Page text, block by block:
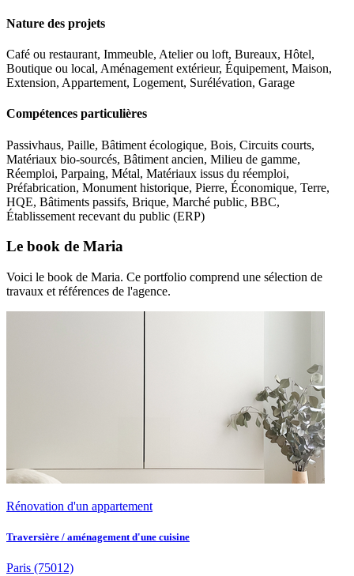
Nature des projets
Café ou restaurant, Immeuble, Atelier ou loft, Bureaux, Hôtel,
Boutique ou local, Aménagement extérieur, Équipement, Maison,
Extension, Appartement, Logement, Surélévation, Garage
Compétences particulières
Passivhaus, Paille, Bâtiment écologique, Bois, Circuits courts,
Matériaux bio-sourcés, Bâtiment ancien, Milieu de gamme,
Réemploi, Parpaing, Métal, Matériaux issus du réemploi,
Préfabrication, Monument historique, Pierre, Économique, Terre,
HQE, Bâtiments passifs, Brique, Marché public, BBC,
Établissement recevant du public (ERP)
Le book de Maria
Voici le book de Maria. Ce portfolio comprend une sélection de
travaux et références de l'agence.
Rénovation d'un appartement
Traversière / aménagement d'une cuisine
Paris (75012)